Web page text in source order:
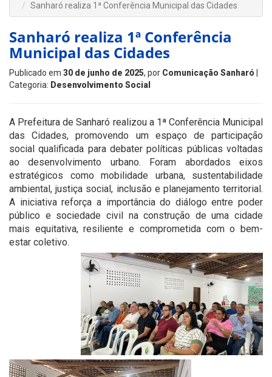
Sanharó realiza 1ª Conferência Municipal das Cidades
Sanharó realiza 1ª Conferência
Municipal das Cidades
Publicado em 30 de junho de 2025, por Comunicação Sanharó
Categoria: Desenvolvimento Social
A Prefeitura de Sanharó realizou a 1ª Conferência Municipal
das Cidades, promovendo um espaço de participação
social qualificada para debater políticas públicas voltadas
ao desenvolvimento urbano. Foram abordados eixos
estratégicos como mobilidade urbana, sustentabilidade
ambiental, justiça social, inclusão e planejamento territorial.
A iniciativa reforça a importância do diálogo entre poder
público e sociedade civil na construção de uma cidade
mais equitativa, resiliente e comprometida com o bem-
estar coletivo.